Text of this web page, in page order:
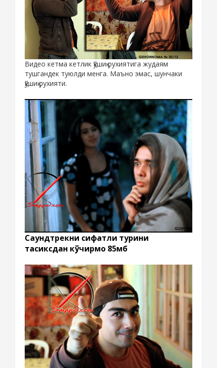
Видео кетма кетлик қўшиқ рухиятига жудаям
тушгандек туюлди менга. Маъно эмас, шунчаки
қўшиқ рухияти.
Саундтрекни сифатли турини
тасиксдан кўчирмоқ 85мб